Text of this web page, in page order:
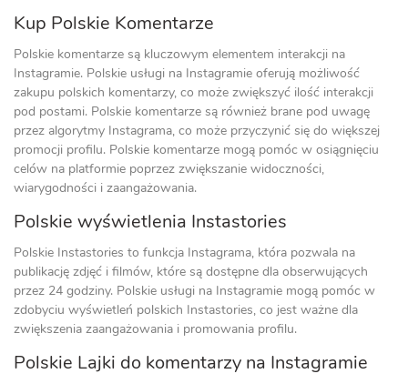
Kup Polskie Komentarze
Polskie komentarze są kluczowym elementem interakcji na
Instagramie. Polskie usługi na Instagramie oferują możliwość
zakupu polskich komentarzy, co może zwiększyć ilość interakcji
pod postami. Polskie komentarze są również brane pod uwagę
przez algorytmy Instagrama, co może przyczynić się do większej
promocji profilu. Polskie komentarze mogą pomóc w osiągnięciu
celów na platformie poprzez zwiększanie widoczności,
wiarygodności i zaangażowania.
Polskie wyświetlenia Instastories
Polskie Instastories to funkcja Instagrama, która pozwala na
publikację zdjęć i filmów, które są dostępne dla obserwujących
przez 24 godziny. Polskie usługi na Instagramie mogą pomóc w
zdobyciu wyświetleń polskich Instastories, co jest ważne dla
zwiększenia zaangażowania i promowania profilu.
Polskie Lajki do komentarzy na Instagramie